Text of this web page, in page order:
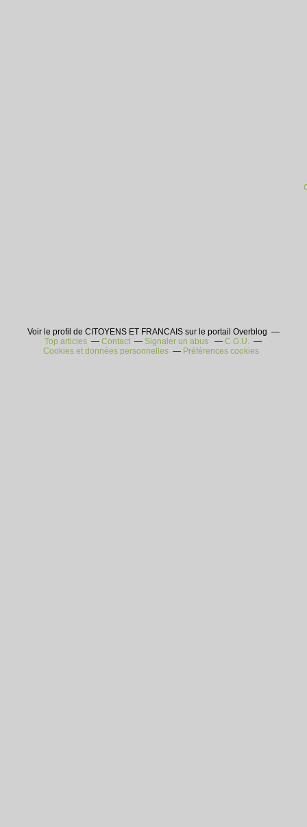
Voir le profil de CITOYENS ET FRANCAIS sur le portail Overblog
Top articles
Contact Signaler un abus
C.G.U.
Cookies et données personnelles
Préférences cookies